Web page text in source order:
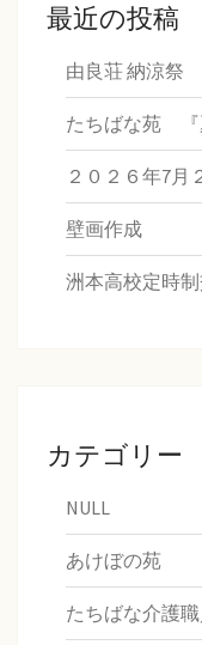
最近の投稿
由良荘 納涼祭
たちばな苑 『
２０２６年7
壁画作成
洲本高校定時
カテゴリー
NULL
あけぼの苑
たちばな介護